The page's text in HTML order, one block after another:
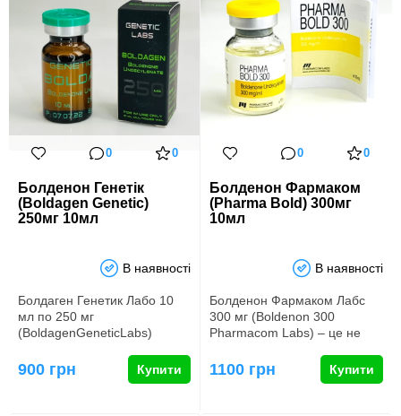
0 0
Болденон Генетік
(Boldagen Genetic)
250мг 10мл
В наявності
Болдаген Генетик Лабо 10
мл по 250 мг
(BoldagenGeneticLabs)
найпоширенішим ана…
900 грн Купити
0 0
Болденон Фармаком
(Pharma Bold) 300мг
10мл
В наявності
Болденон Фармаком Лабс
300 мг (Boldenon 300
Pharmacom Labs) – це не
препарат, він…
1100 грн Купити